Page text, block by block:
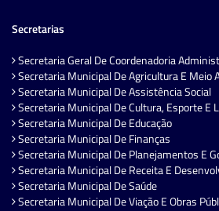
Secretarias
Secretaria Geral De Coordenadoria
Secretaria Municipal De Agricultura E Meio
Secretaria Municipal De Assistência Social
Secretaria Municipal De Cultura, Esporte E
Secretaria Municipal De Educação
Secretaria Municipal De Finanças
Secretaria Municipal De Planejamentos E
Secretaria Municipal De Receita E
Secretaria Municipal De Saúde
Secretaria Municipal De Viação E Obras